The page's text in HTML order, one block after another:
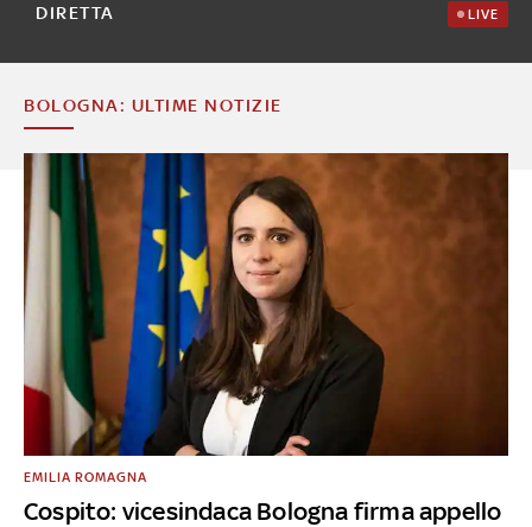
DIRETTA LIVE
BOLOGNA: ULTIME NOTIZIE
Cospito: vicesindaca Bologna firma appello
EMILIA ROMAGNA